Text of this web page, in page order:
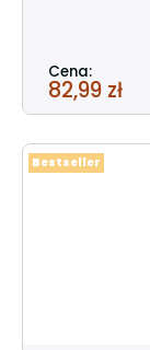
Cena:
82,99 zł
Bestseller